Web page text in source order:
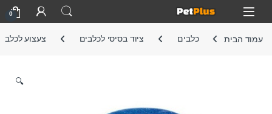
Skip to navigation
Skip to content
Open
0
עמוד הבית כלבים ציוד בסיסי לכלבים צעצוע לכלב
🔍